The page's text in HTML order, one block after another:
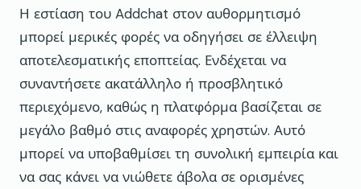
Η εστίαση του Addchat στον αυθορμητισμό
μπορεί μερικές φορές να οδηγήσει σε έλλειψη
αποτελεσματικής εποπτείας. Ενδέχεται να
συναντήσετε ακατάλληλο ή προσβλητικό
περιεχόμενο, καθώς η πλατφόρμα βασίζεται σε
μεγάλο βαθμό στις αναφορές χρηστών. Αυτό
μπορεί να υποβαθμίσει τη συνολική εμπειρία και
να σας κάνει να νιώθετε άβολα σε ορισμένες